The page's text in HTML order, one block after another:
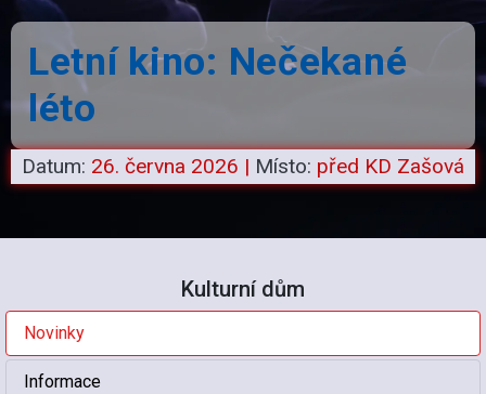
Letní kino: Nečekané
léto
Datum: 26. června 2026 | Místo: před KD Zašová
Kulturní dům
Novinky
Informace